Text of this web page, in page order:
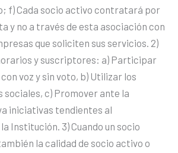
f) Cada socio activo contratará por
y no a través de esta asociación con
que soliciten sus servicios. 2)
y suscriptores: a) Participar
voz y sin voto, b) Utilizar los
sociales, c) Promover ante la
iniciativas tendientes al
Institución. 3) Cuando un socio
la calidad de socio activo o